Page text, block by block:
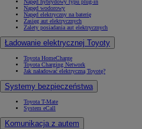
Napęd hybrydowy typu plug-in
Napęd wodorowy
Napęd elektryczny na baterię
Zasięg aut elektrycznych
Zalety posiadania aut elektrycznych
Ładowanie elektrycznej Toyoty
Toyota HomeCharge
Toyota Charging Network
Jak naładować elektryczną Toyotę?
Systemy bezpieczeństwa
Toyota T-Mate
System eCall
Komunikacja z autem